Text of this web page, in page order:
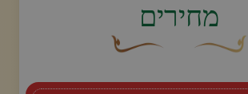
מחירים